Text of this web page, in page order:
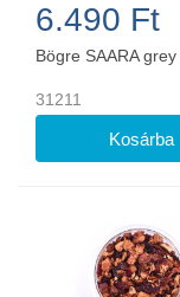
6.490 Ft
Bögre SAARA grey
31211